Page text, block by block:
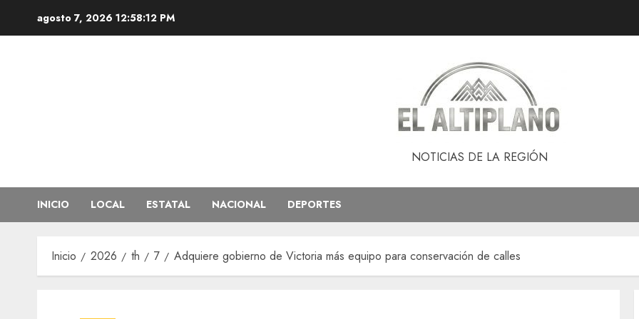
agosto 7, 2026 12:58:13 PM
NOTICIAS DE LA REGIÓN
INICIO LOCAL ESTATAL NACIONAL DEPORTES
Inicio 2026 th 7 Adquiere gobierno de Victoria más equipo para conservación de calles